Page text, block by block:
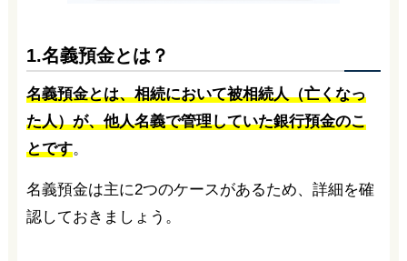
1.名義預金とは？
名義預金とは、相続において被相続人（亡くなっ
た人）が、他人名義で管理していた銀行預金のこ
とです。
名義預金は主に2つのケースがあるため、詳細を確
認しておきましょう。